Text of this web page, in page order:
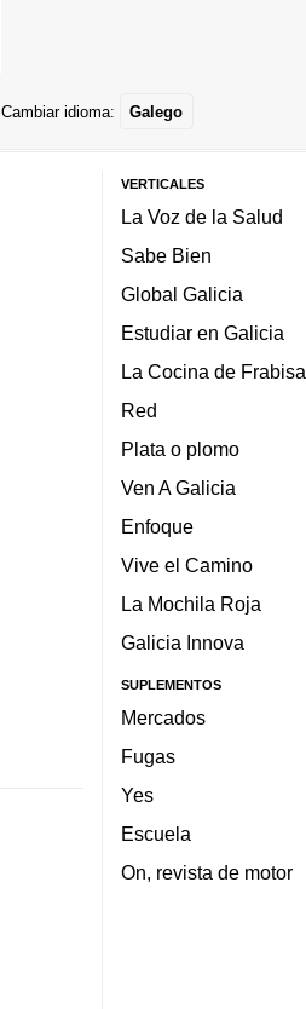
Cambiar idioma: Galego
VERTICALES
La Voz de la Salud
Sabe Bien
Global Galicia
Estudiar en Galicia
La Cocina de Frabisa
Red
Plata o plomo
Ven A Galicia
Enfoque
Vive el Camino
La Mochila Roja
Galicia Innova
SUPLEMENTOS
Mercados
Fugas
Yes
Escuela
On, revista de motor